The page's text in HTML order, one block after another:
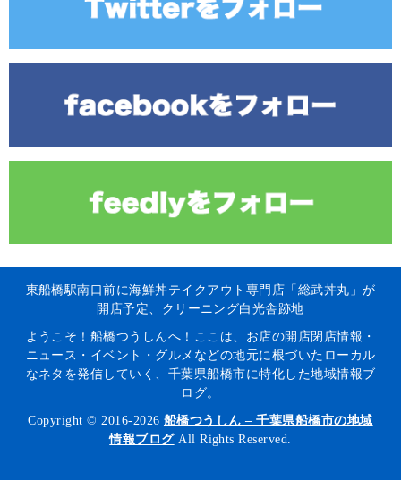
東船橋駅南口前に海鮮丼テイクアウト専門店「総武丼丸」が
開店予定、クリーニング白光舎跡地
ようこそ！船橋つうしんへ！ここは、お店の開店閉店情報・
ニュース・イベント・グルメなどの地元に根づいたローカル
なネタを発信していく、千葉県船橋市に特化した地域情報ブ
ログ。
Copyright © 2016-2026 船橋つうしん – 千葉県船橋市の地域
情報ブログAll Rights Reserved.